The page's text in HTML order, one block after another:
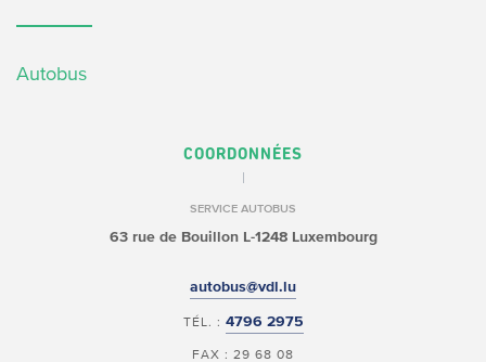
Autobus
COORDONNÉES
SERVICE AUTOBUS
63 rue de BouillonL-1248 Luxembourg
autobus@vdl.lu
TÉL. : 4796 2975
FAX : 29 68 08